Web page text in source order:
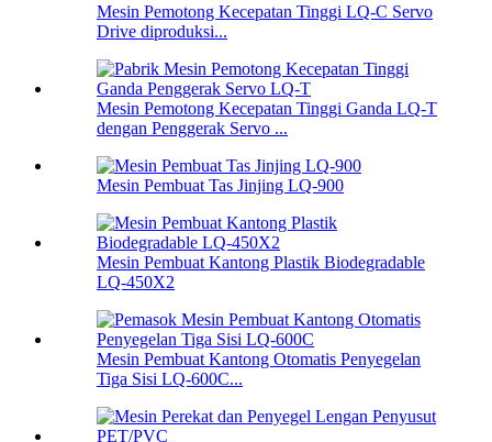
Mesin Pemotong Kecepatan Tinggi LQ-C Servo
Drive diproduksi...
Mesin Pemotong Kecepatan Tinggi Ganda LQ-T
dengan Penggerak Servo ...
Mesin Pembuat Tas Jinjing LQ-900
Mesin Pembuat Kantong Plastik Biodegradable
LQ-450X2
Mesin Pembuat Kantong Otomatis Penyegelan
Tiga Sisi LQ-600C...